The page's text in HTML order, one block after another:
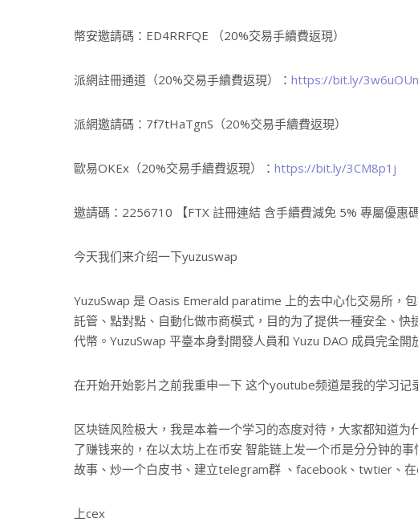
幣安邀請碼：ED4RRFQE （20%交易手續費返現）
派網註冊通道（20%交易手續費返現）： https://bit.ly/3w6uOUn
派網邀請碼：7f7tHaTgnS（20%交易手續費返現）
歐易OKEx（20%交易手續費返現）： https://bit.ly/3CM8p1j
邀請碼：2256710 【FTX 註冊連結 含手續費減免 5% 專屬優惠
今天我们来介绍一下yuzuswap
YuzuSwap 是 Oasis Emerald paratime 上的去中心化交易所，
託管、點對點、自動化做市商模式，目的为了提供一種安全、
代幣。YuzuSwap 平臺本身對開發人員和 Yuzu DAO 成員完全開
在开始开始影片之前我重申一下 这个youtube频道是我的学习记
区块链风险极大，我是本着一个学习的态度对待，大家都知道
了赚钱来的，在以太坊上在币安 智能链上发一个币是分分钟的
故事、炒一个白皮书、建立telegram群 、facebook、twtier、
上cex